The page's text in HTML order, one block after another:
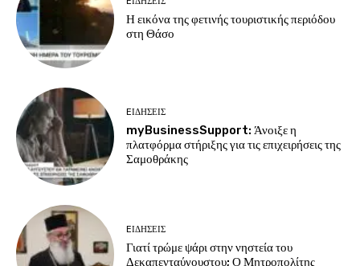
Η εικόνα της φετινής τουριστικής περιόδου
στη Θάσο
EΙΔΗΣΕΙΣ
myBusinessSupport: Άνοιξε η
πλατφόρμα στήριξης για τις επιχειρήσεις της
Σαμοθράκης
EΙΔΗΣΕΙΣ
Γιατί τρώμε ψάρι στην νηστεία του
Δεκαπενταύγουστου; Ο Μητροπολίτης